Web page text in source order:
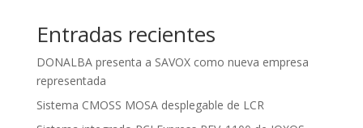
Entradas recientes
DONALBA presenta a SAVOX como nueva empresa
representada
Sistema CMOSS MOSA desplegable de LCR